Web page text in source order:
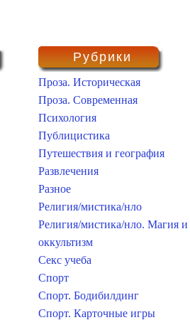
Рубрики
Проза. Историческая
Проза. Современная
Психология
Публицистика
Путешествия и география
Развлечения
Разное
Религия/мистика/нло
Религия/мистика/нло. Магия и
оккультизм
Секс учеба
Спорт
Спорт. Бодибилдинг
Спорт. Карточные игры